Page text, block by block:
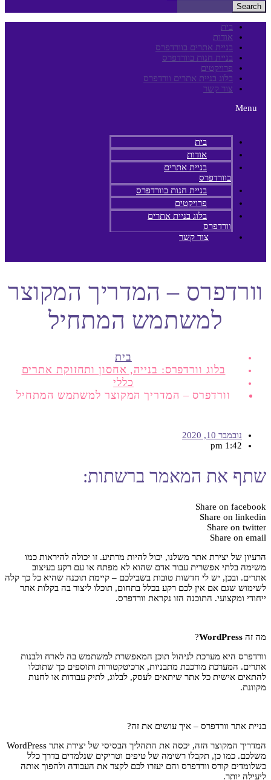
Search
בית
אודות
בניית אתרים בוורדפרס
בניית חנות בוורדפרס
פרויקטים
בלוג בניית אתרים וורדפרס
צור קשר
Menu
בית
אודות
בניית אתרים
בוורדפרס
בניית חנות בוורדפרס
פרויקטים
בלוג בניית אתרים
וורדפרס
צור קשר
וורדפרס – המדריך המקוצר
למשתמש המתחיל
בית
בלוג וורדפרס: בנייה, אחסון ותחזוקת אתרים
כללי
וורדפרס – המדריך המקוצר למשתמש המתחיל
נובמבר 10, 2020
1:42 pm
שתף את המאמר ברשתות:
Share on facebook
Share on linkedin
Share on twitter
Share on email
הרעיון של יצירת אתר משלנו, יכול להיות מרתיע. זו יכולה להיראות כמו
משימה בלתי אפשרית עבור אדם שהוא לא מפתח או עם רקע בעיצוב
אתרים. ובכן, יש לי חדשות טובות בשבילכם – קיימת תוכנה שהיא כל כך קלה
לשימוש שגם אם אין לכם רקע בכלל בתחום, תוכלו ליצור בה בקלות אתר
ייחודי ומקצועי. התוכנה הזו נקראת וורדפרס.
מה זה WordPress
?
וורדפרס היא מערכת לניהול תוכן המאפשרת למשתמש בה לארח ולבנות
אתרים. המערכת מורכבת מתבניות, ארכיטקטורות ותוספים כך שתוכלו
להתאים אישית כל אתר שיתאים לעסק, לבלוג, לתיק עבודות או לחנות
מקוונת.
בניית אתר וורדפרס – איך עושים את זה?
המדריך המקוצר הזה, יכסה את התהליך הבסיסי של יצירת אתר WordPress
משלכם. כמו כן, תקבלו רשימה של טיפים וטריקים שנלמדים בדרך כלל
כשלומדים קורס וורדפרס והם יעזרו לכם לקצר את העבודה ולהפוך אותה
ליעילה יותר.